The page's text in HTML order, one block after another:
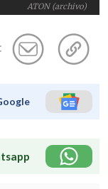
ATON (archivo)